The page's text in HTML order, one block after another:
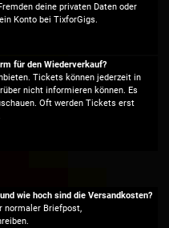
deine privaten Daten oder
Konto bei TixforGigs.
für den Wiederverkauf?
Tickets können jederzeit in
nicht informieren können. Es
Oft werden Tickets erst
wie hoch sind die Versandkosten?
normaler Briefpost,